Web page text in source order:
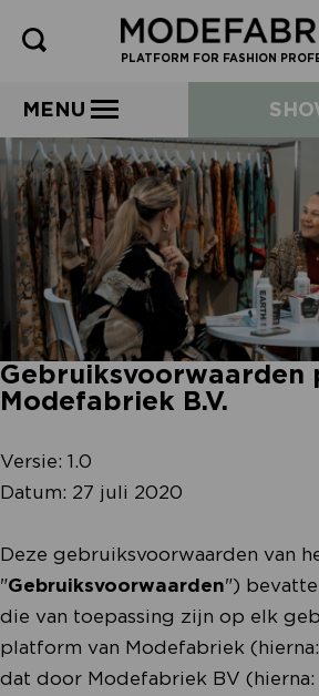
PLATFORM FOR FASHION
MENU
Gebruiksvoorwaarden
Modefabriek B.V.
Versie: 1.0
Datum: 27 juli 2020
Deze gebruiksvoorwaarden van
"Gebruiksvoorwaarden")
die van toepassing zijn op elk
platform van Modefabriek
dat door Modefabriek BV (hierna: